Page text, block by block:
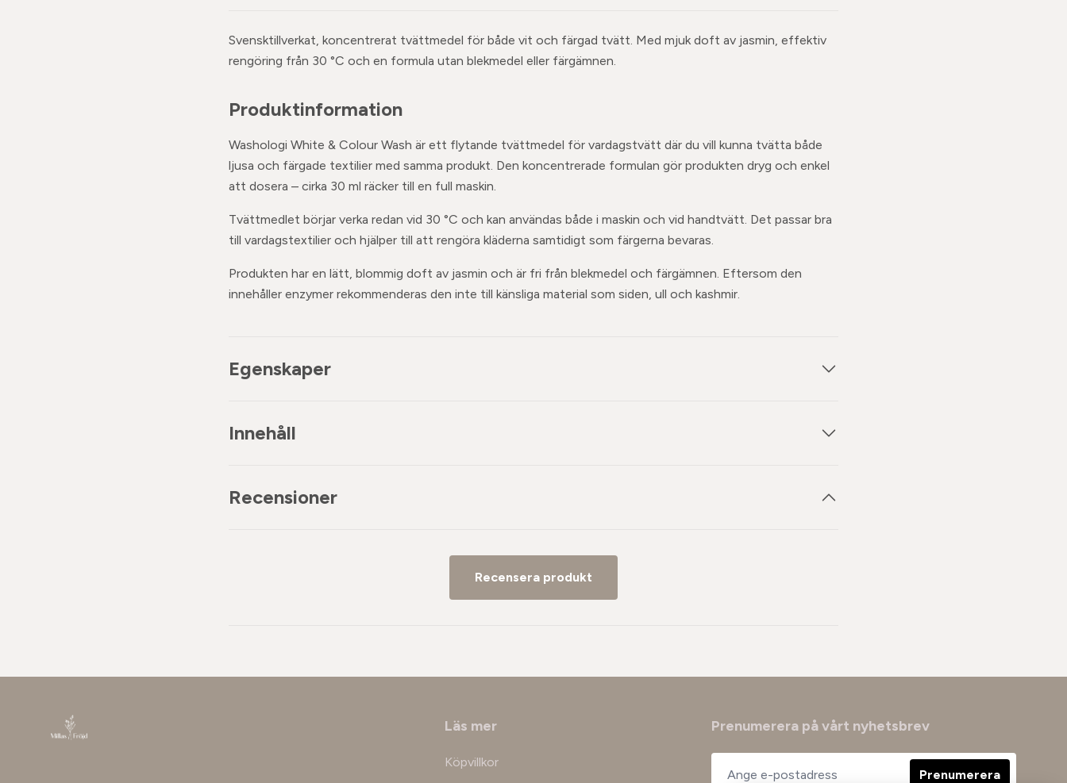
Svensktillverkat, koncentrerat tvättmedel för både vit och färgad tvätt. Med mjuk doft av jasmin, effektiv
rengöring från 30 °C och en formula utan blekmedel eller färgämnen.
Produktinformation
Washologi White & Colour Wash är ett flytande tvättmedel för vardagstvätt där du vill kunna tvätta både
ljusa och färgade textilier med samma produkt. Den koncentrerade formulan gör produkten dryg och enkel
att dosera – cirka 30 ml räcker till en full maskin.
Tvättmedlet börjar verka redan vid 30 °C och kan användas både i maskin och vid handtvätt. Det passar bra
till vardagstextilier och hjälper till att rengöra kläderna samtidigt som färgerna bevaras.
Produkten har en lätt, blommig doft av jasmin och är fri från blekmedel och färgämnen. Eftersom den
innehåller enzymer rekommenderas den inte till känsliga material som siden, ull och kashmir.
Egenskaper
Innehåll
Recensioner
Recensera produkt
Läs mer
Köpvillkor
Prenumerera på vårt nyhetsbrev
Prenumerera